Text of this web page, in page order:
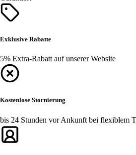
Exklusive Rabatte
5% Extra-Rabatt auf unserer Website
Kostenlose Stornierung
bis 24 Stunden vor Ankunft bei flexiblem